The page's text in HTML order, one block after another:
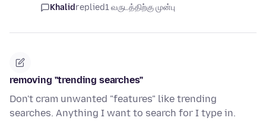
Khalidreplied1 வருடத்திற்கு முன்பு
removing "trending searches"
Don't cram unwanted "features" like trending
searches. Anything I want to search for I type in.